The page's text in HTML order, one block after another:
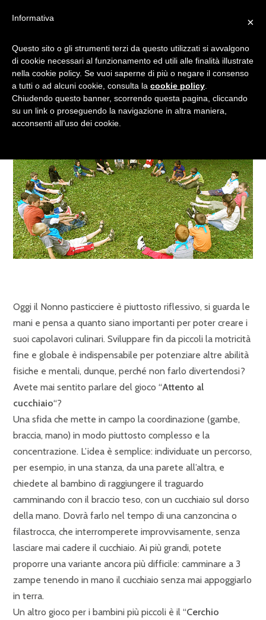
SVILUPPARE LA MOTRICITÀ
DEI BAMBINI ATTRAVERSO
IL GIOCO
Oggi il Nonno pasticciere è piuttosto riflessivo, si guarda le
mani e pensa a quanto siano importanti per poter creare i
suoi capolavori culinari. Sviluppare fin da piccoli la motricità
fine e globale è indispensabile per potenziare altre abilità
fisiche e mentali, dunque, perché non farlo divertendosi?
Avete mai sentito parlare del gioco “Attento al
cucchiaio“?
Una sfida che mette in campo la coordinazione (gambe,
braccia, mano) in modo piuttosto complesso e la
concentrazione. L’idea è semplice: individuate un percorso,
per esempio, in una stanza, da una parete all’altra, e
chiedete al bambino di raggiungere il traguardo
camminando con il braccio teso, con un cucchiaio sul dorso
della mano. Dovrà farlo nel tempo di una canzoncina o
filastrocca, che interromperete improvvisamente, senza
lasciare mai cadere il cucchiaio. Ai più grandi, potete
proporre una variante ancora più difficile: camminare a 3
zampe tenendo in mano il cucchiaio senza mai appoggiarlo
in terra.
Un altro gioco per i bambini più piccoli è il “Cerchio
×
Informativa
Questo sito o gli strumenti terzi da questo utilizzati si avvalgono
di cookie necessari al funzionamento ed utili alle finalità illustrate
nella cookie policy. Se vuoi saperne di più o negare il consenso
a tutti o ad alcuni cookie, consulta la cookie policy
Chiudendo questo banner, scorrendo questa pagina, cliccando
su un link o proseguendo la navigazione in altra maniera,
acconsenti all’uso dei cookie.